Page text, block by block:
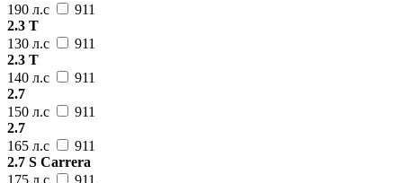
190 л.с
911
2.3 T
130 л.с
911
2.3 T
140 л.с
911
2.7
150 л.с
911
2.7
165 л.с
911
2.7 S Carrera
175 л.с
911